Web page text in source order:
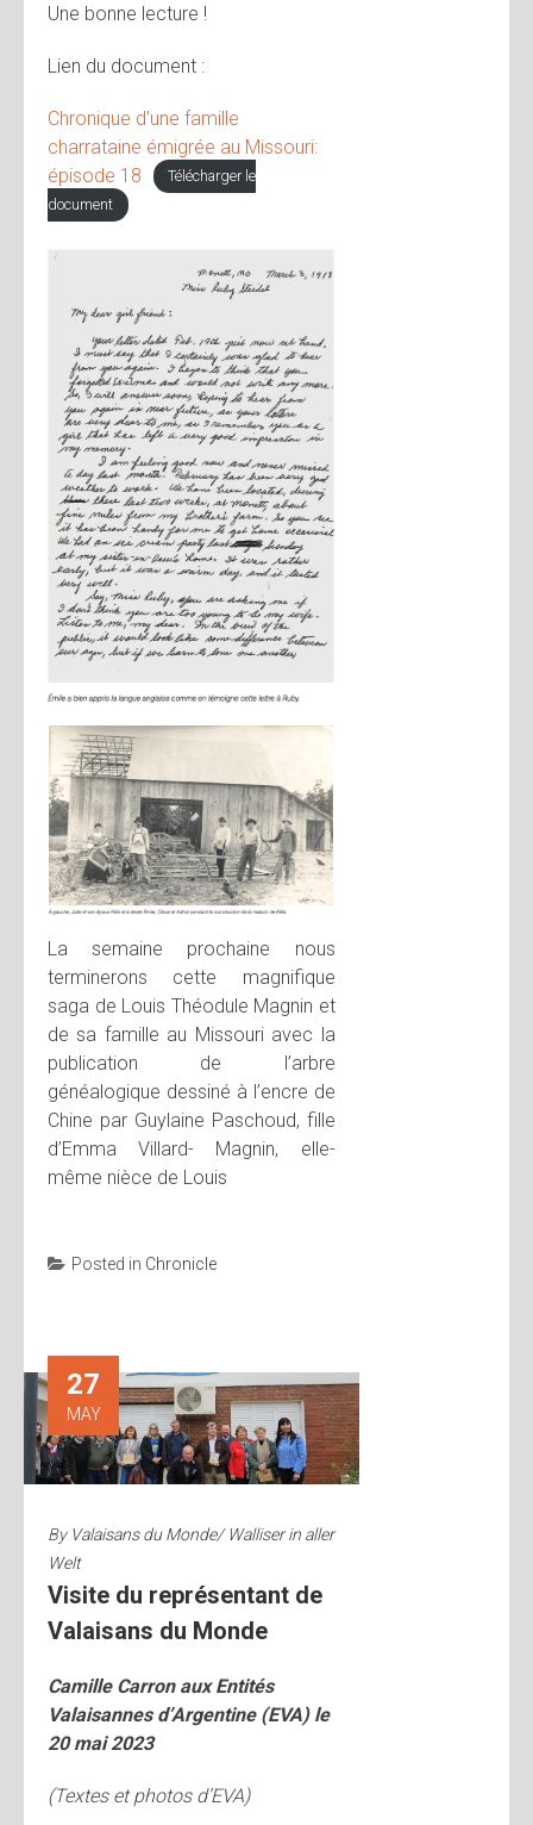
Une bonne lecture !
Lien du document :
Chronique d’une famille
charrataine émigrée au Missouri:
épisode 18
Télécharger le
document
La semaine prochaine nous
terminerons cette magnifique
saga de Louis Théodule Magnin et
de sa famille au Missouri avec la
publication de l’arbre
généalogique dessiné à l’encre de
Chine par Guylaine Paschoud, fille
d’Emma Villard- Magnin, elle-
même nièce de Louis
Posted in Chronicle
27
MAY
By Valaisans du Monde/ Walliser in aller
Welt
Visite du représentant de
Valaisans du Monde
Camille Carron aux Entités
Valaisannes d’Argentine (EVA) le
20 mai 2023
(Textes et photos d’EVA)